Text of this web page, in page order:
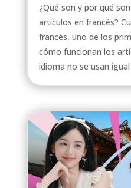
¿Qué son y por qué
artículos en francés?
francés, uno de los
cómo funcionan los
idioma no se usan